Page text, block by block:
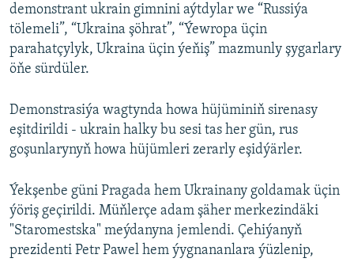
demonstrant ukrain gimnini aýtdylar we “Russiýa
tölemeli”, “Ukraina şöhrat”, “Ýewropa üçin
parahatçylyk, Ukraina üçin ýeňiş” mazmunly şygarlary
öňe sürdüler.
Demonstrasiýa wagtynda howa hüjüminiň sirenasy
eşitdirildi - ukrain halky bu sesi tas her gün, rus
goşunlarynyň howa hüjümleri zerarly eşidýärler.
Ýekşenbe güni Pragada hem Ukrainany goldamak üçin
ýöriş geçirildi. Müňlerçe adam şäher merkezindäki
"Staromestska" meýdanyna jemlendi. Çehiýanyň
prezidenti Petr Pawel hem ýygnananlara ýüzlenip,